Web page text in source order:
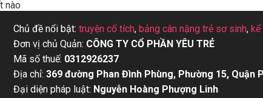
nào
Chủ đề nổi bật: truyện cổ tích, bảng cân nặng trẻ sơ sinh, kể
Đơn vị chủ Quản: CÔNG TY CỔ PHẦN YÊU TRẺ
Mã số thuế: 0312926237
Địa chỉ: 369 đường Phan Đình Phùng, Phường 15, Quận
Đại diện pháp luật: Nguyễn Hoàng Phượng Linh